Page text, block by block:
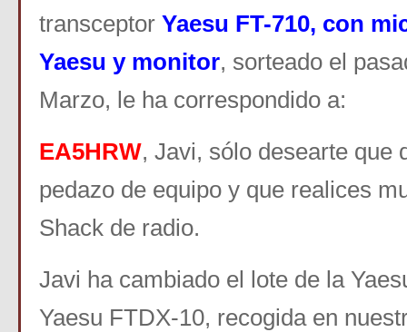
transceptor Yaesu FT-710, con
Yaesu y monitor, sorteado el
Marzo, le ha correspondido a:
EA5HRW, Javi, sólo desearte que
pedazo de equipo y que realices
Shack de radio.
Javi ha cambiado el lote de la
Yaesu FTDX-10, recogida en